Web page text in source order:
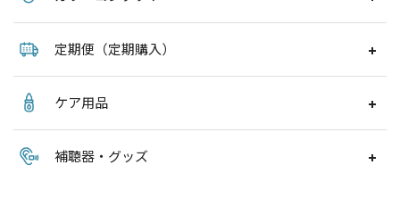
定期便（定期購入）
ケア用品
補聴器・グッズ